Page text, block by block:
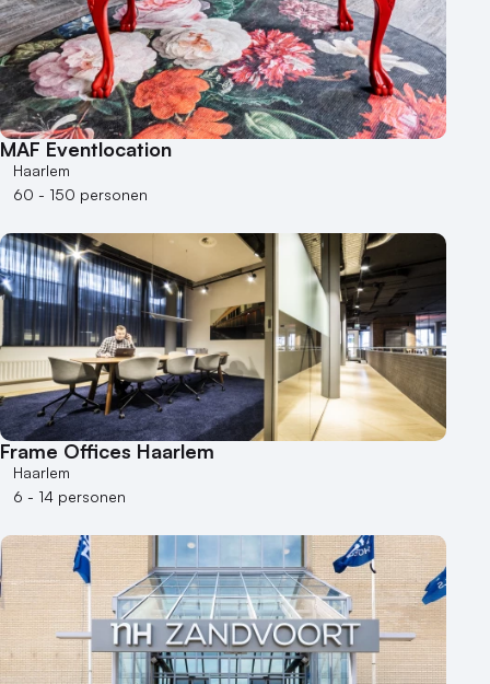
MAF Eventlocation
Haarlem
60 - 150 personen
Frame Offices Haarlem
Haarlem
6 - 14 personen